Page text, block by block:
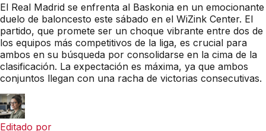
El Real Madrid se enfrenta al Baskonia en un emocionante
duelo de baloncesto este sábado en el WiZink Center. El
partido, que promete ser un choque vibrante entre dos de
los equipos más competitivos de la liga, es crucial para
ambos en su búsqueda por consolidarse en la cima de la
clasificación. La expectación es máxima, ya que ambos
conjuntos llegan con una racha de victorias consecutivas.
Editado por